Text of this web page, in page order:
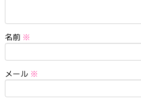
名前 ※
メール ※